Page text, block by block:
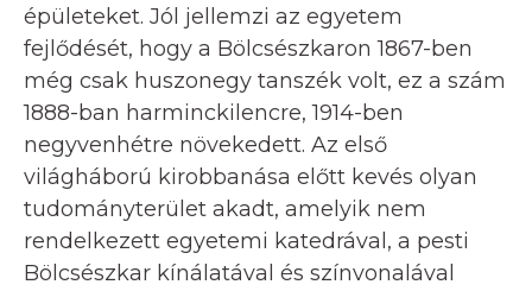
épületeket. Jól jellemzi az egyetem
fejlődését, hogy a Bölcsészkaron 1867-ben
még csak huszonegy tanszék volt, ez a szám
1888-ban harminckilencre, 1914-ben
negyvenhétre növekedett. Az első
világháború kirobbanása előtt kevés olyan
tudományterület akadt, amelyik nem
rendelkezett egyetemi katedrával, a pesti
Bölcsészkar kínálatával és színvonalával